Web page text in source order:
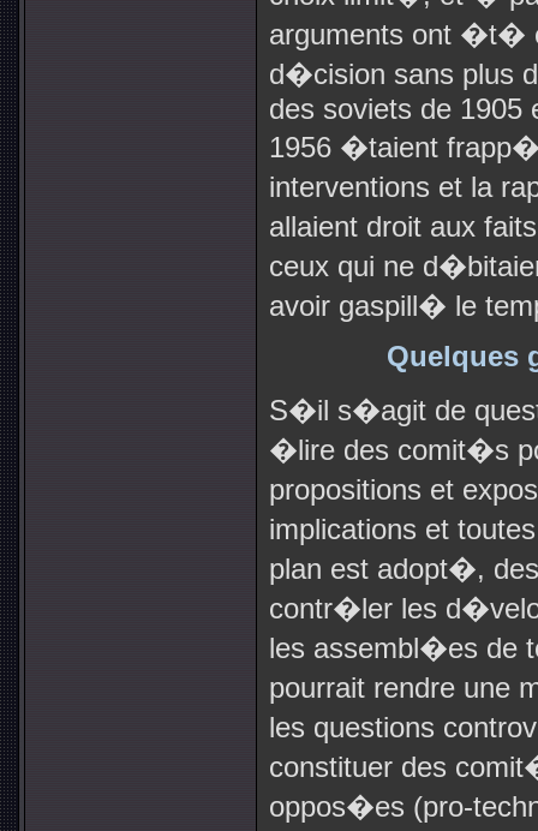
arguments ont �t�
d�cision sans plus
des soviets de 1905
1956 �taient
interventions et la
allaient droit aux
ceux qui ne
avoir gaspill� le
Quelques
S�il s�agit de
�lire des comit�s
propositions et
implications et
plan est adopt�,
contr�ler les
les assembl�es de
pourrait rendre une
les questions
constituer des
oppos�es (pro-